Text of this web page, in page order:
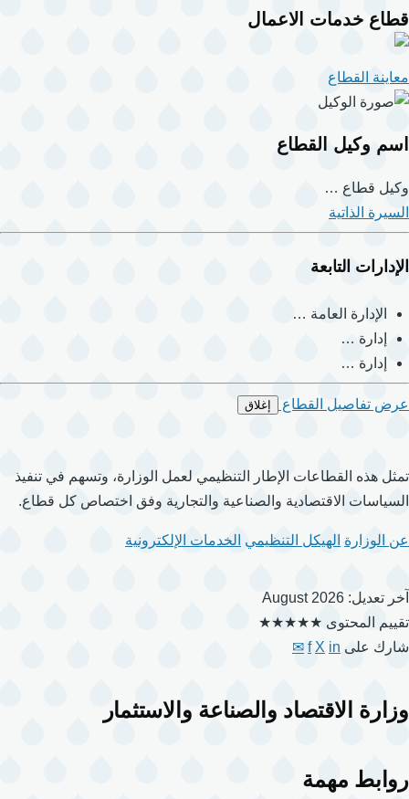
قطاع خدمات الاعمال
معاينة القطاع
اسم وكيل القطاع
وكيل قطاع …
السيرة الذاتية
الإدارات التابعة
الإدارة العامة …
إدارة …
إدارة …
عرض تفاصيل القطاع إغلاق
تمثل هذه القطاعات الإطار التنظيمي لعمل الوزارة، وتسهم في تنفيذ
السياسات الاقتصادية والصناعية والتجارية وفق اختصاص كل قطاع.
عن الوزارة الهيكل التنظيمي الخدمات الإلكترونية
آخر تعديل: August 2026
تقييم المحتوى ★★★★★
شارك على
f X in
✉
وزارة الاقتصاد والصناعة والاستثمار
روابط مهمة